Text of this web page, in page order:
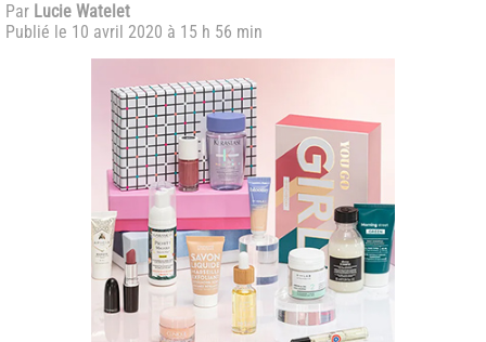
Par Lucie Watelet
Publié le 10 avril 2020 à 15 h 56 min